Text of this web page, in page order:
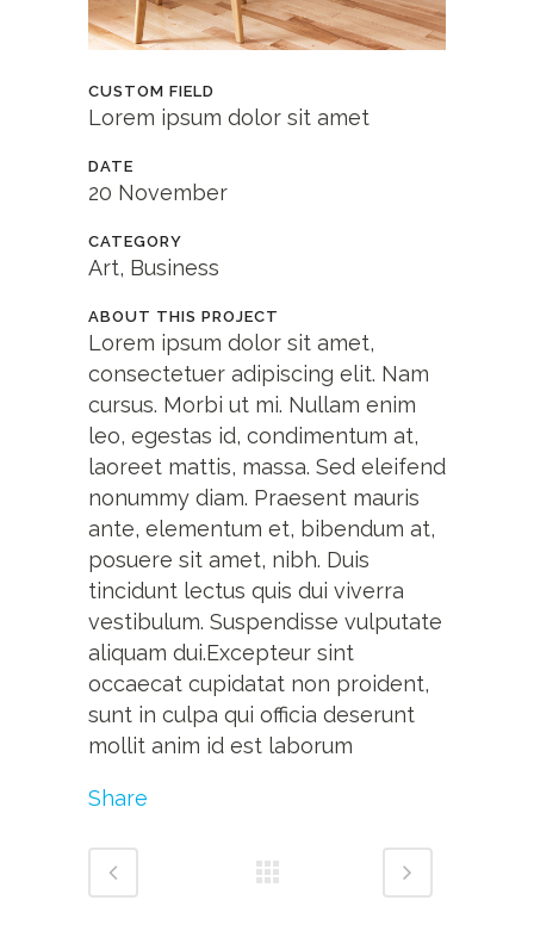
CUSTOM FIELD
Lorem ipsum dolor sit amet
DATE
20 November
CATEGORY
Art, Business
ABOUT THIS PROJECT
Lorem ipsum dolor sit amet,
consectetuer adipiscing elit. Nam
cursus. Morbi ut mi. Nullam enim
leo, egestas id, condimentum at,
laoreet mattis, massa. Sed eleifend
nonummy diam. Praesent mauris
ante, elementum et, bibendum at,
posuere sit amet, nibh. Duis
tincidunt lectus quis dui viverra
vestibulum. Suspendisse vulputate
aliquam dui.Excepteur sint
occaecat cupidatat non proident,
sunt in culpa qui officia deserunt
mollit anim id est laborum
Share